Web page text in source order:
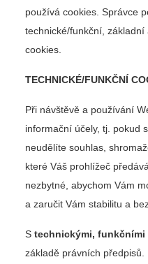
používá cookies. Správce
technické/funkční,
cookies.
TECHNICKÉ/FUNKČNÍ
Při návštěvě a používání
informační účely, tj. pokud
neudělíte souhlas,
které Váš prohlížeč
nezbytné, abychom Vám
a zaručit Vám stabilitu a
S technickými, funkčními
základě právních